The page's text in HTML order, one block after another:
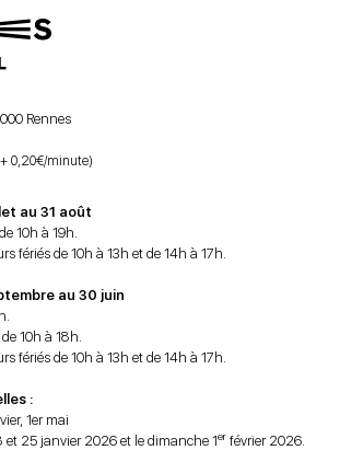
Rennes
0,20€/minute)
au 31 août
10h à 19h.
fériés de 10h à 13h et de 14h à 17h.
au 30 juin
10h à 18h.
fériés de 10h à 13h et de 14h à 17h.
:
1er mai
et 25 janvier 2026 et le dimanche 1er février 2026.